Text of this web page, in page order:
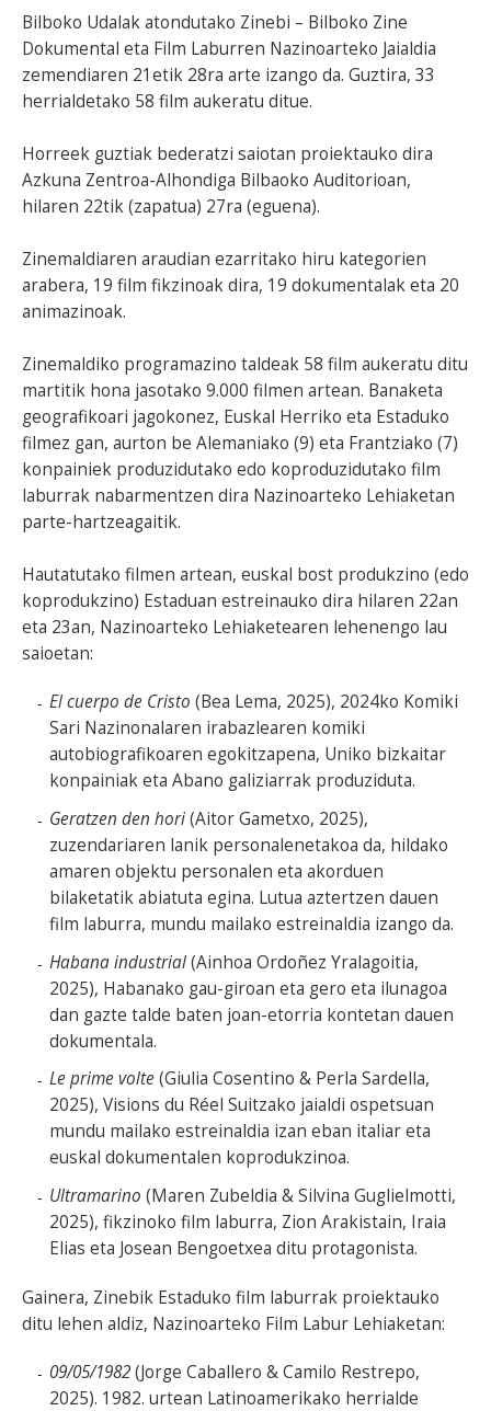
Bilboko Udalak atondutako Zinebi – Bilboko Zine
Dokumental eta Film Laburren Nazinoarteko Jaialdia
zemendiaren 21etik 28ra arte izango da. Guztira, 33
herrialdetako 58 film aukeratu ditue.
Horreek guztiak bederatzi saiotan proiektauko dira
Azkuna Zentroa-Alhondiga Bilbaoko Auditorioan,
hilaren 22tik (zapatua) 27ra (eguena).
Zinemaldiaren araudian ezarritako hiru kategorien
arabera, 19 film fikzinoak dira, 19 dokumentalak eta 20
animazinoak.
Zinemaldiko programazino taldeak 58 film aukeratu ditu
martitik hona jasotako 9.000 filmen artean. Banaketa
geografikoari jagokonez, Euskal Herriko eta Estaduko
filmez gan, aurton be Alemaniako (9) eta Frantziako (7)
konpainiek produzidutako edo koproduzidutako film
laburrak nabarmentzen dira Nazinoarteko Lehiaketan
parte-hartzeagaitik.
Hautatutako filmen artean, euskal bost produkzino (edo
koprodukzino) Estaduan estreinauko dira hilaren 22an
eta 23an, Nazinoarteko Lehiaketearen lehenengo lau
saioetan:
El cuerpo de Cristo (Bea Lema, 2025), 2024ko Komiki
Sari Nazinonalaren irabazlearen komiki
autobiografikoaren egokitzapena, Uniko bizkaitar
konpainiak eta Abano galiziarrak produziduta.
Geratzen den hori(Aitor Gametxo, 2025),
zuzendariaren lanik personalenetakoa da, hildako
amaren objektu personalen eta akorduen
bilaketatik abiatuta egina. Lutua aztertzen dauen
film laburra, mundu mailako estreinaldia izango da.
Habana industrial(Ainhoa Ordoñez Yralagoitia,
2025), Habanako gau-giroan eta gero eta ilunagoa
dan gazte talde baten joan-etorria kontetan dauen
dokumentala.
Le prime volte(Giulia Cosentino & Perla Sardella,
2025), Visions du Réel Suitzako jaialdi ospetsuan
mundu mailako estreinaldia izan eban italiar eta
euskal dokumentalen koprodukzinoa.
Ultramarino (Maren Zubeldia & Silvina Guglielmotti,
2025), fikzinoko film laburra, Zion Arakistain, Iraia
Elias eta Josean Bengoetxea ditu protagonista.
Gainera, Zinebik Estaduko film laburrak proiektauko
ditu lehen aldiz, Nazinoarteko Film Labur Lehiaketan:
09/05/1982(Jorge Caballero & Camilo Restrepo,
2025). 1982. urtean Latinoamerikako herrialde